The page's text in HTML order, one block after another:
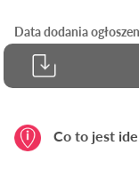
Co to jest
Data dodania